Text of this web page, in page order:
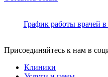
График работы врачей
Присоединяйтесь к нам в
Клиники